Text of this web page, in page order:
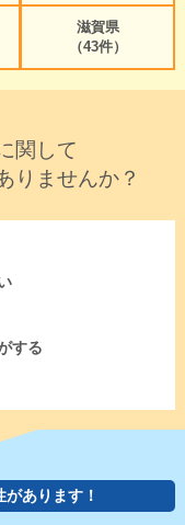
滋賀県
（43件）
関して
りませんか？
する
あります！